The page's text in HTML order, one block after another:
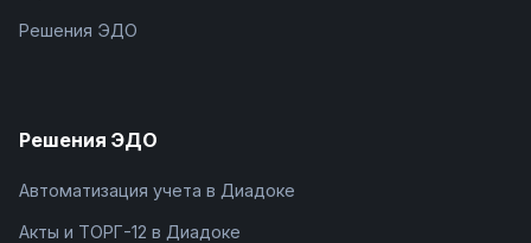
Решения ЭДО
Решения ЭДО
Автоматизация учета в Диадоке
Акты и ТОРГ-12 в Диадоке